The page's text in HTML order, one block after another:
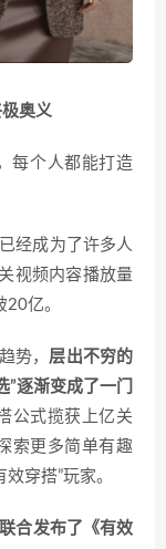
奥义
每个人都能打造
经成为了许多人
视频内容播放量
亿。
势， 层出不穷的
逐渐变成了一门
公式揽获上亿关
索更多简单有趣
穿搭”玩家。
合发布了《有效